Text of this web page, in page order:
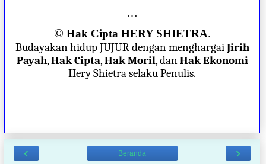
…
© Hak Cipta HERY SHIETRA.
Budayakan hidup JUJUR dengan menghargaiJirih
Payah,Hak Cipta,Hak Moril, danHak Ekonomi
Hery Shietra selaku Penulis.
‹ ›
Beranda